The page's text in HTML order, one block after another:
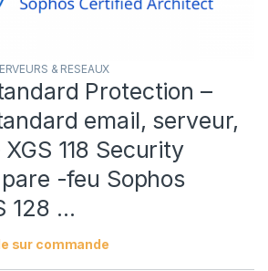
& RESEAUX
Protection –
email, serveur,
118 Security
-feu Sophos
128 …
sur commande